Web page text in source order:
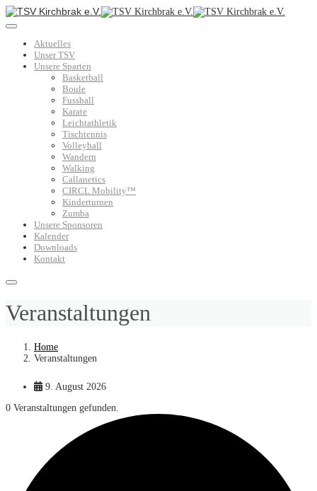
Aktuelles
Unser TSV
Unsere Sparten
Basketball
Boule
Fussball
Karate
Leichtathletik
Tischtennis
Volleyball
Wandern
Walking
Callanetics
CIRCL Mobility™
Kinderturnen
Zumba
Unsere Sponsoren
Kalender
Downloads
Kontakt
Veranstaltungen
Home
Veranstaltungen
9. August 2026
0 Veranstaltungen gefunden.